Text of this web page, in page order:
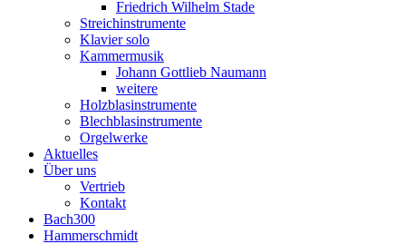
Friedrich Wilhelm Stade
Streichinstrumente
Klavier solo
Kammermusik
Johann Gottlieb Naumann
weitere
Holzblasinstrumente
Blechblasinstrumente
Orgelwerke
Aktuelles
Über uns
Vertrieb
Kontakt
Bach300
Hammerschmidt